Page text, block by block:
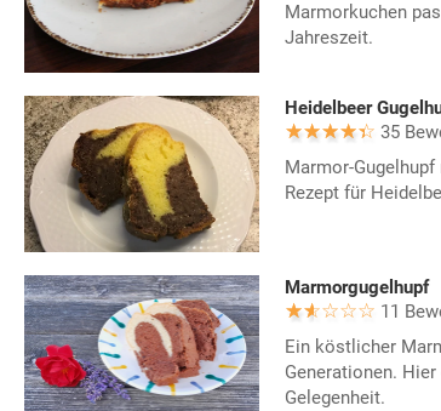
Marmorkuchen
Jahreszeit.
Heidelbeer
35
Marmor-
Rezept für
Marmorgugelhupf
11
Ein köstlicher
Generationen.
Gelegenheit.